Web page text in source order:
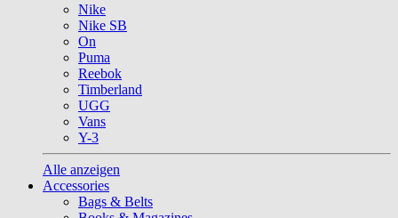
Nike
Nike SB
On
Puma
Reebok
Timberland
UGG
Vans
Y-3
Alle anzeigen
Accessories
Bags & Belts